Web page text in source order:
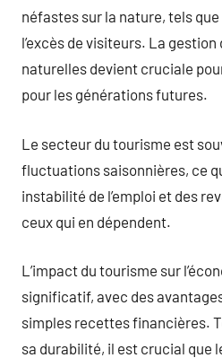
néfastes sur la nature, tels
l’excès de visiteurs. La
naturelles devient cruciale
pour les générations futures.
Le secteur du tourisme est
fluctuations saisonnières, ce
instabilité de l’emploi et des
ceux qui en dépendent.
L’impact du tourisme sur
significatif, avec des
simples recettes financières.
sa durabilité, il est crucial que